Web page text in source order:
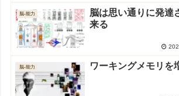
脳-能力
脳は思い通りに発達
来る
脳-能力 ワーキングメモリを